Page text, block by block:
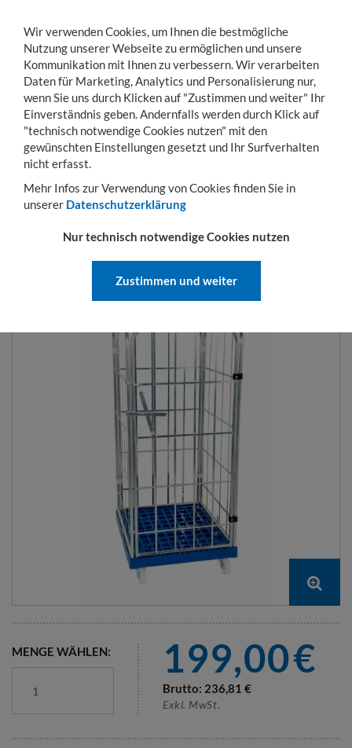
Toggle
navigation
MENÜ KONTO WARENKORB
Sie sind hier: Transportwagen Rollbehälter
ROLLBEHÄLTER 724 X 815 MM
NUTZHÖHE 1460 MM 4-SEITIG
MIT KUNSTSTOFFBODEN
MENGE WÄHLEN: 199,00€
Brutto: 236,81 €
Exkl. MwSt.
Wir verwenden Cookies, um Ihnen die bestmögliche
Nutzung unserer Webseite zu ermöglichen und unsere
Kommunikation mit Ihnen zu verbessern. Wir verarbeiten
Daten für Marketing, Analytics und Personalisierung nur,
wenn Sie uns durch Klicken auf "Zustimmen und weiter" Ihr
Einverständnis geben. Andernfalls werden durch Klick auf
"technisch notwendige Cookies nutzen" mit den
gewünschten Einstellungen gesetzt und Ihr Surfverhalten
nicht erfasst.
Mehr Infos zur Verwendung von Cookies finden Sie in
unserer Datenschutzerklärung
Nur technisch notwendige Cookies nutzen
Zustimmen und weiter